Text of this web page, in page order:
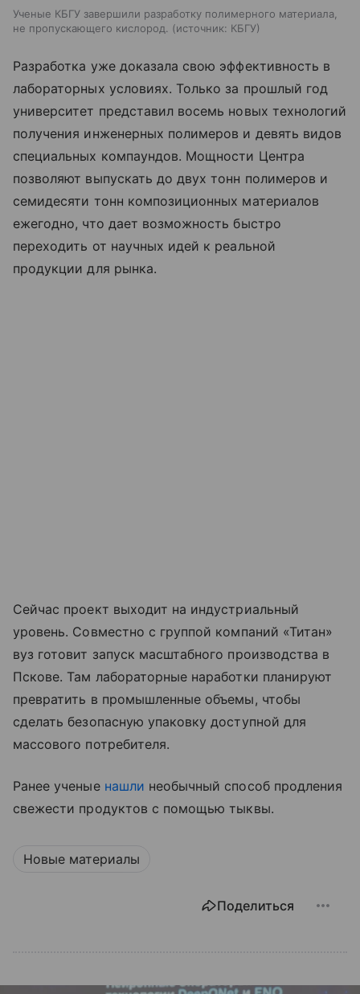
Ученые КБГУ завершили разработку полимерного материала,
не пропускающего кислород.
источник: КБГУ
Разработка уже доказала свою эффективность в
лабораторных условиях. Только за прошлый год
университет представил восемь новых технологий
получения инженерных полимеров и девять видов
специальных компаундов. Мощности Центра
позволяют выпускать до двух тонн полимеров и
семидесяти тонн композиционных материалов
ежегодно, что дает возможность быстро
переходить от научных идей к реальной
продукции для рынка.
Сейчас проект выходит на индустриальный
уровень. Совместно с группой компаний «Титан»
вуз готовит запуск масштабного производства в
Пскове. Там лабораторные наработки планируют
превратить в промышленные объемы, чтобы
сделать безопасную упаковку доступной для
массового потребителя.
Ранее ученые нашли необычный способ продления
свежести продуктов с помощью тыквы.
Новые материалы
Поделиться